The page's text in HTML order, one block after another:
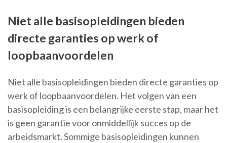
Niet alle basisopleidingen bieden
directe garanties op werk of
loopbaanvoordelen
Niet alle basisopleidingen bieden directe garanties op
werk of loopbaanvoordelen. Het volgen van een
basisopleiding is een belangrijke eerste stap, maar het
is geen garantie voor onmiddellijk succes op de
arbeidsmarkt. Sommige basisopleidingen kunnen